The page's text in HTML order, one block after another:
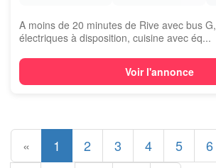
A moins de 20 minutes de Rive avec bus
électriques à disposition, cuisine avec éq...
Voir l'annonce
« 1 2 3 4 5 6